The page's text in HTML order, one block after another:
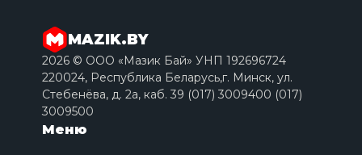
MAZIK.BY
2026 © ООО «Мазик Бай» УНП 192696724
220024, Республика Беларусь,г. Минск, ул.
Стебенёва, д. 2a, каб. 39 (017) 3009400 (017)
3009500
Меню